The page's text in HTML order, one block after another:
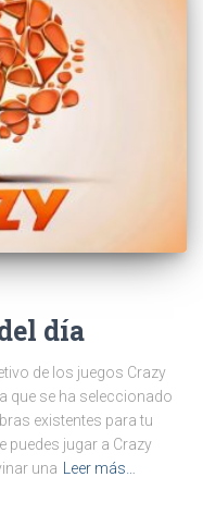
día
de los juegos Crazy
que se ha seleccionado
existentes para tu
puedes jugar a Crazy
una
Leer más…